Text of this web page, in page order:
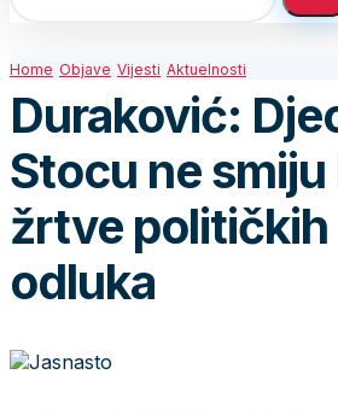
Home Objave Vijesti Aktuelnosti
Duraković:
Stocu ne
žrtve političkih
odluka